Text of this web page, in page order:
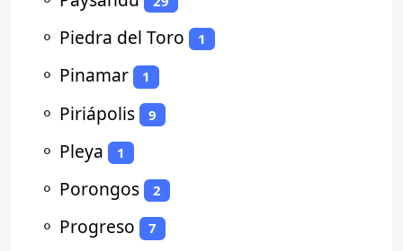
⚬ Piedra del Toro 1
⚬ Pinamar 1
⚬ Piriápolis 9
⚬ Pleya 1
⚬ Porongos 2
⚬ Progreso 7